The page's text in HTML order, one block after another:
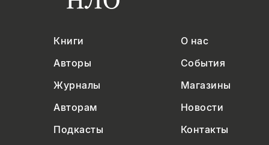
Книги
О нас
Авторы
События
Журналы
Магазины
Авторам
Новости
Подкасты
Контакты